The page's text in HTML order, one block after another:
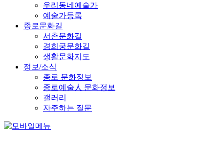
우리동네예술가
예술가등록
종로문화길
서촌문화길
경희궁문화길
생활문화지도
정보/소식
종로 문화정보
종로예술人 문화정보
갤러리
자주하는 질문